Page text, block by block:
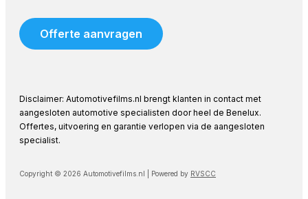
Offerte aanvragen
Disclaimer: Automotivefilms.nl brengt klanten in contact met
aangesloten automotive specialisten door heel de Benelux.
Offertes, uitvoering en garantie verlopen via de aangesloten
specialist.
Copyright © 2026 Automotivefilms.nl | Powered by RVSCC